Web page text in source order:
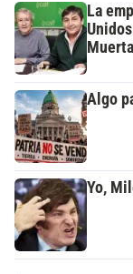
La
Muerta
Algo
Yo,